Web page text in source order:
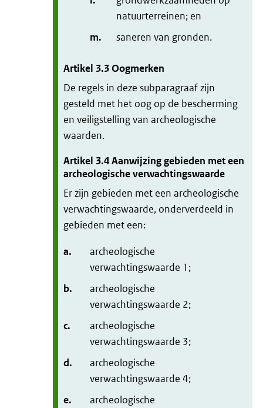
natuurterreinen; en
m.
saneren van gronden.
Artikel 3.3Oogmerken
De regels in deze subparagraaf zijn
gesteld met het oog op de bescherming
en veiligstelling van archeologische
waarden.
Artikel 3.4Aanwijzing gebieden met een
archeologische verwachtingswaarde
Er zijn gebieden met een archeologische
verwachtingswaarde, onderverdeeld in
gebieden met een:
a.
archeologische
verwachtingswaarde 1;
b.
archeologische
verwachtingswaarde 2;
c.
archeologische
verwachtingswaarde 3;
d.
archeologische
verwachtingswaarde 4;
e.
archeologische